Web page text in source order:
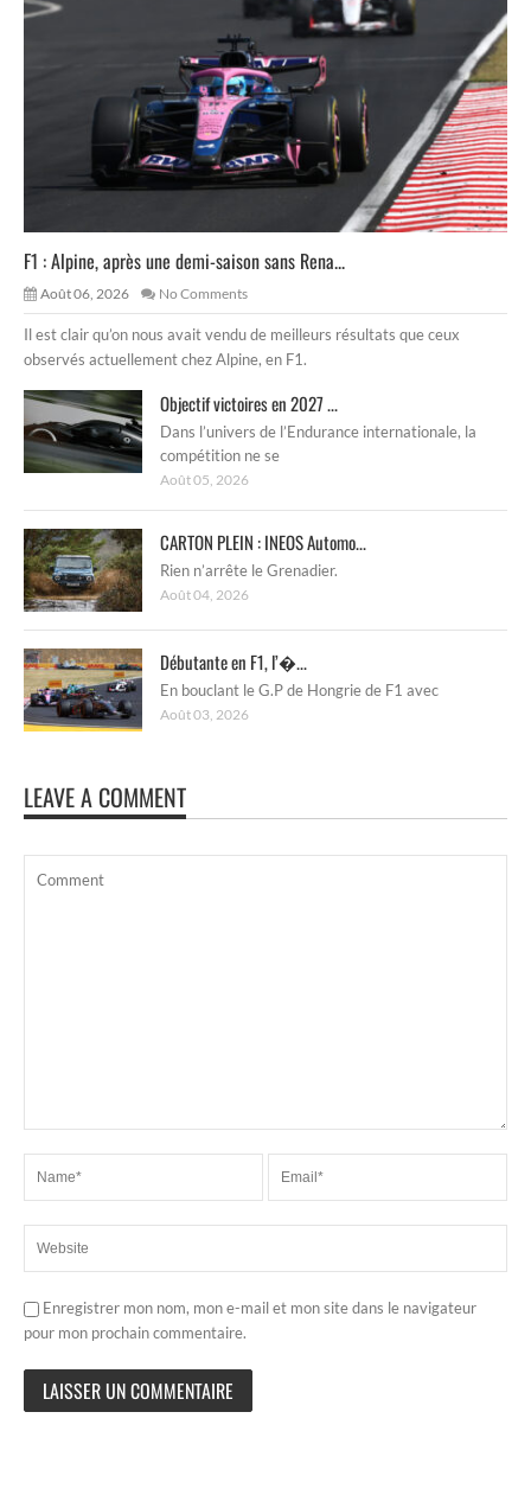
F1 : Alpine, après une demi-saison sans Rena...
Août 06, 2026 No Comments
Il est clair qu’on nous avait vendu de meilleurs résultats que ceux
observés actuellement chez Alpine, en F1.
Objectif victoires en 2027 ...
Dans l’univers de l’Endurance internationale, la
compétition ne se
Août 05, 2026
CARTON PLEIN : INEOS Automo...
Rien n’arrête le Grenadier.
Août 04, 2026
Débutante en F1, l’�...
En bouclant le G.P de Hongrie de F1 avec
Août 03, 2026
LEAVE A COMMENT
Enregistrer mon nom, mon e-mail et mon site dans le navigateur
pour mon prochain commentaire.